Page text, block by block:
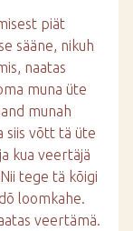
piät
sääne, nikuh
naatas
muna üte
munah
siis võtt tä üte
kua veertäjä
tege tä kõigi
loomkahe.
veertämä.